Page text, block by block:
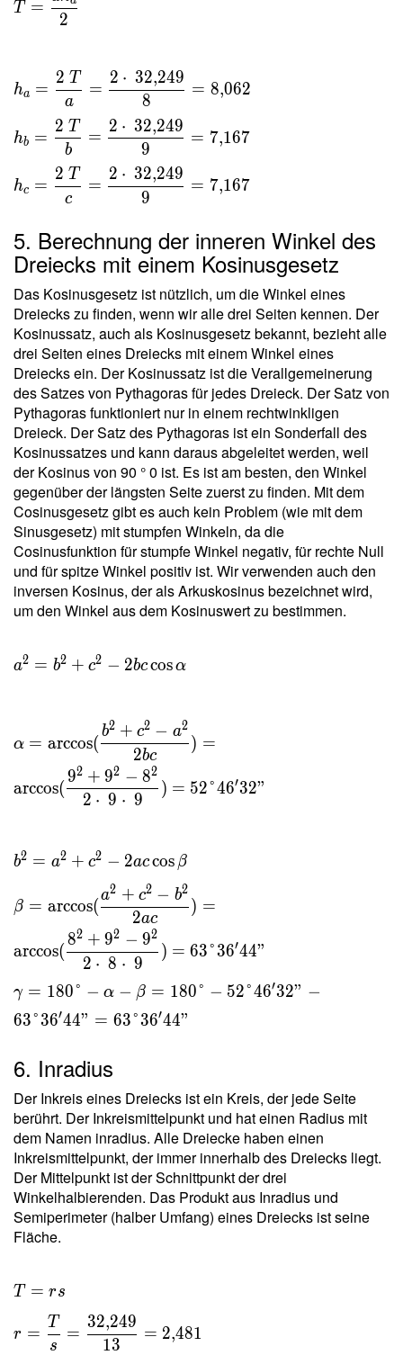
\dfrac{
\\ \ \\
h _a =
\dfrac{
2 \ T }{
\dfrac{
2 \cdot
32{,}249
}{ 8 } =
8{,}062
\ \\ h
_b =
\dfrac{
2 \ T }{
b } =
\dfrac{
2 \cdot
\
32{,}249
}{ 9 } =
7{,}167
\ \\ h _c
=
\dfrac{
2 \ T }{
c } =
2 \cdot
7{,}167
T =
2
ha =
a
2 T
=
8
2 ⋅ 32,249
= 8,062
hb =
b
2 T
=
9
2 ⋅ 32,249
= 7,167
hc =
c
2 T
=
9
2 ⋅ 32,249
= 7,167
5. Berechnung der inneren Winkel des
Dreiecks mit einem Kosinusgesetz
Das Kosinusgesetz ist nützlich, um die Winkel eines
Dreiecks zu finden, wenn wir alle drei Seiten kennen. Der
Kosinussatz, auch als Kosinusgesetz bekannt, bezieht alle
drei Seiten eines Dreiecks mit einem Winkel eines
Dreiecks ein. Der Kosinussatz ist die Verallgemeinerung
des Satzes von Pythagoras für jedes Dreieck. Der Satz von
Pythagoras funktioniert nur in einem rechtwinkligen
Dreieck. Der Satz des Pythagoras ist ein Sonderfall des
Kosinussatzes und kann daraus abgeleitet werden, weil
der Kosinus von 90 ° 0 ist. Es ist am besten, den Winkel
gegenüber der längsten Seite zuerst zu finden. Mit dem
Cosinusgesetz gibt es auch kein Problem (wie mit dem
Sinusgesetz) mit stumpfen Winkeln, da die
Cosinusfunktion für stumpfe Winkel negativ, für rechte Null
und für spitze Winkel positiv ist. Wir verwenden auch den
inversen Kosinus, der als Arkuskosinus bezeichnet wird,
um den Winkel aus dem Kosinuswert zu bestimmen.
a2 = b2 + c2 − 2bccosα
α = arccos(
2bc
b2 + c2 − a2
) =
arccos(
2 ⋅ 9 ⋅ 9
92 + 92 − 82
) = 52°46′32"
b2 = a2 + c2 − 2accos β
β = arccos(
2ac
a2 + c2 − b2
) =
arccos(
2 ⋅ 8 ⋅ 9
82 + 92 − 92
) = 63°36′44"
γ = 180° − α − β = 180° − 52°46′32" −
63°36′44" = 63°36′44"
6. Inradius
Der Inkreis eines Dreiecks ist ein Kreis, der jede Seite
berührt. Der Inkreismittelpunkt und hat einen Radius mit
dem Namen inradius. Alle Dreiecke haben einen
Inkreismittelpunkt, der immer innerhalb des Dreiecks liegt.
Der Mittelpunkt ist der Schnittpunkt der drei
Winkelhalbierenden. Das Produkt aus Inradius und
Semiperimeter (halber Umfang) eines Dreiecks ist seine
Fläche.
T = rs \
\\ r =
\dfrac{
T }{ s }
T = rs
r =
s
T
=
13
32,249
= 2,481